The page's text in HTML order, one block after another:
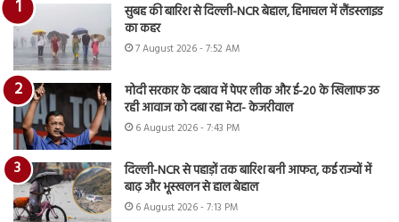
सुबह की बारिश से दिल्ली-NCR बेहाल, हिमाचल में लैंडस्लाइड
का कहर
7 August 2026 - 7:52 AM
मोदी सरकार के दबाव में पेपर लीक और ई-20 के खिलाफ उठ
रही आवाज को दबा रहा मेटा- केजरीवाल
6 August 2026 - 7:43 PM
दिल्ली-NCR से पहाड़ों तक बारिश बनी आफत, कई राज्यों में
बाढ़ और भूस्खलन से हाल बेहाल
6 August 2026 - 7:13 PM